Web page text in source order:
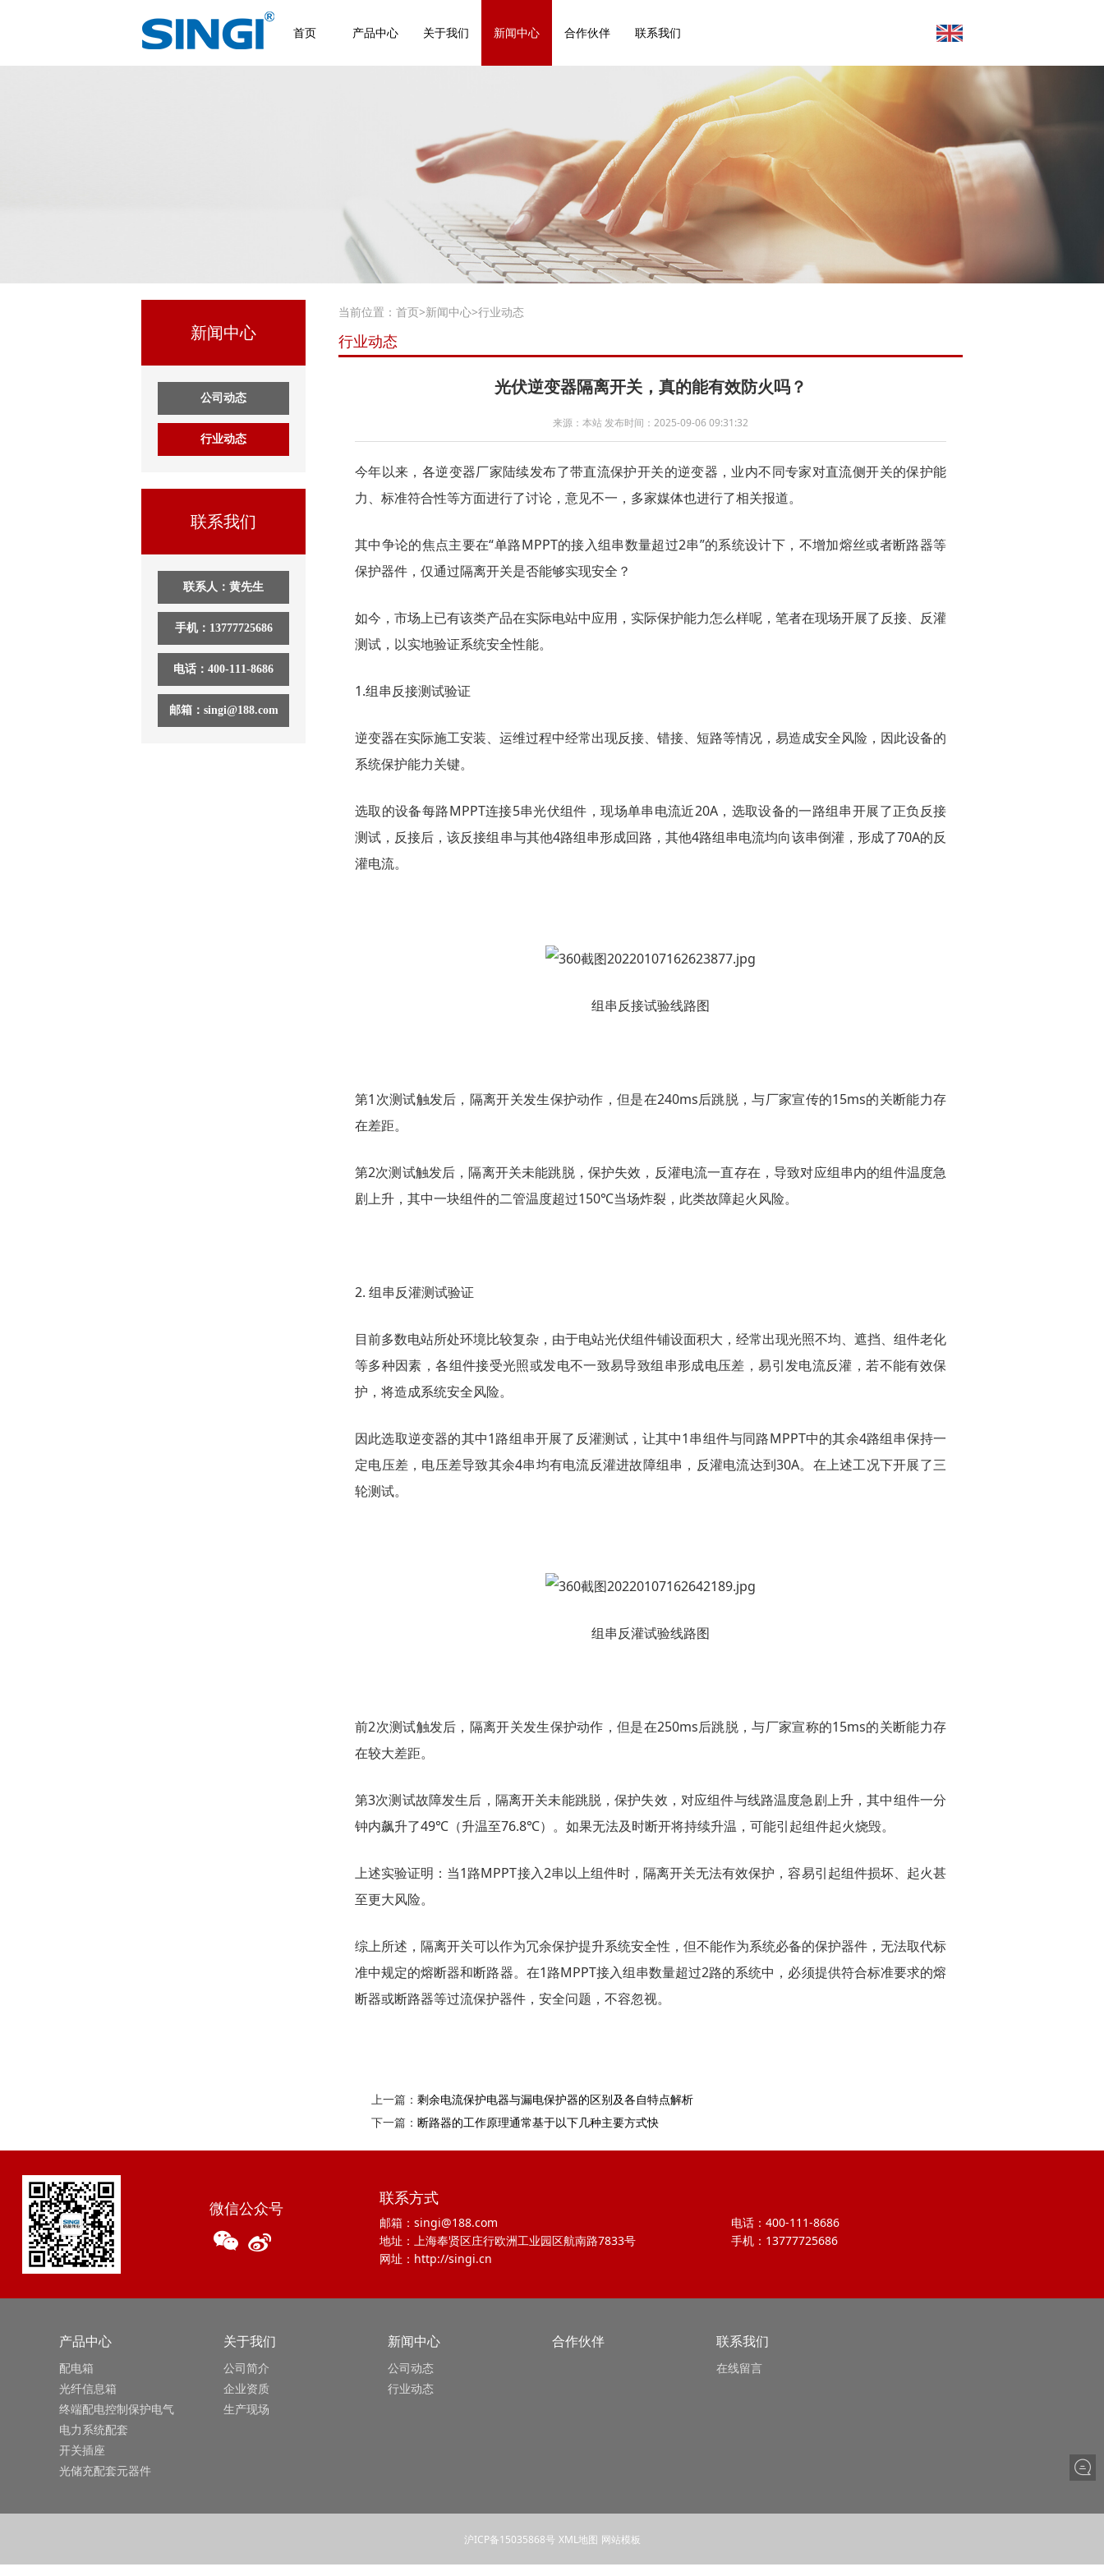
首页 产品中心 关于我们 新闻中心 合作伙伴 联系我们
新闻中心
公司动态
行业动态
联系我们
联系人：黄先生
手机：13777725686
电话：400-111-8686
邮箱：singi@188.com
当前位置： 首页>新闻中心>行业动态
行业动态
光伏逆变器隔离开关，真的能有效防火吗？
来源：本站 发布时间：2025-09-06 09:31:32
今年以来，各逆变器厂家陆续发布了带直流保护开关的逆变器，业内不同专家对直流侧开关的保护能
力、标准符合性等方面进行了讨论，意见不一，多家媒体也进行了相关报道。
其中争论的焦点主要在“单路MPPT的接入组串数量超过2串”的系统设计下，不增加熔丝或者断路器等
保护器件，仅通过隔离开关是否能够实现安全？
如今，市场上已有该类产品在实际电站中应用，实际保护能力怎么样呢，笔者在现场开展了反接、反灌
测试，以实地验证系统安全性能。
1.组串反接测试验证
逆变器在实际施工安装、运维过程中经常出现反接、错接、短路等情况，易造成安全风险，因此设备的
系统保护能力关键。
选取的设备每路MPPT连接5串光伏组件，现场单串电流近20A，选取设备的一路组串开展了正负反接
测试，反接后，该反接组串与其他4路组串形成回路，其他4路组串电流均向该串倒灌，形成了70A的反
灌电流。
组串反接试验线路图
第1次测试触发后，隔离开关发生保护动作，但是在240ms后跳脱，与厂家宣传的15ms的关断能力存
在差距。
第2次测试触发后，隔离开关未能跳脱，保护失效，反灌电流一直存在，导致对应组串内的组件温度急
剧上升，其中一块组件的二管温度超过150℃当场炸裂，此类故障起火风险。
2. 组串反灌测试验证
目前多数电站所处环境比较复杂，由于电站光伏组件铺设面积大，经常出现光照不均、遮挡、组件老化
等多种因素，各组件接受光照或发电不一致易导致组串形成电压差，易引发电流反灌，若不能有效保
护，将造成系统安全风险。
因此选取逆变器的其中1路组串开展了反灌测试，让其中1串组件与同路MPPT中的其余4路组串保持一
定电压差，电压差导致其余4串均有电流反灌进故障组串，反灌电流达到30A。在上述工况下开展了三
轮测试。
组串反灌试验线路图
前2次测试触发后，隔离开关发生保护动作，但是在250ms后跳脱，与厂家宣称的15ms的关断能力存
在较大差距。
第3次测试故障发生后，隔离开关未能跳脱，保护失效，对应组件与线路温度急剧上升，其中组件一分
钟内飙升了49℃（升温至76.8℃）。如果无法及时断开将持续升温，可能引起组件起火烧毁。
上述实验证明：当1路MPPT接入2串以上组件时，隔离开关无法有效保护，容易引起组件损坏、起火甚
至更大风险。
综上所述，隔离开关可以作为冗余保护提升系统安全性，但不能作为系统必备的保护器件，无法取代标
准中规定的熔断器和断路器。在1路MPPT接入组串数量超过2路的系统中，必须提供符合标准要求的熔
断器或断路器等过流保护器件，安全问题，不容忽视。
上一篇： 剩余电流保护电器与漏电保护器的区别及各自特点解析
下一篇： 断路器的工作原理通常基于以下几种主要方式快
微信公众号
联系方式
邮箱：singi@188.com
电话：400-111-8686
地址：上海奉贤区庄行欧洲工业园区航南路7833号
手机：13777725686
网址：http://singi.cn
产品中心
配电箱
光纤信息箱
终端配电控制保护电气
电力系统配套
开关插座
光储充配套元器件
关于我们
公司简介
企业资质
生产现场
新闻中心
公司动态
行业动态
合作伙伴 联系我们
在线留言
沪ICP备15035868号 XML地图 网站模板